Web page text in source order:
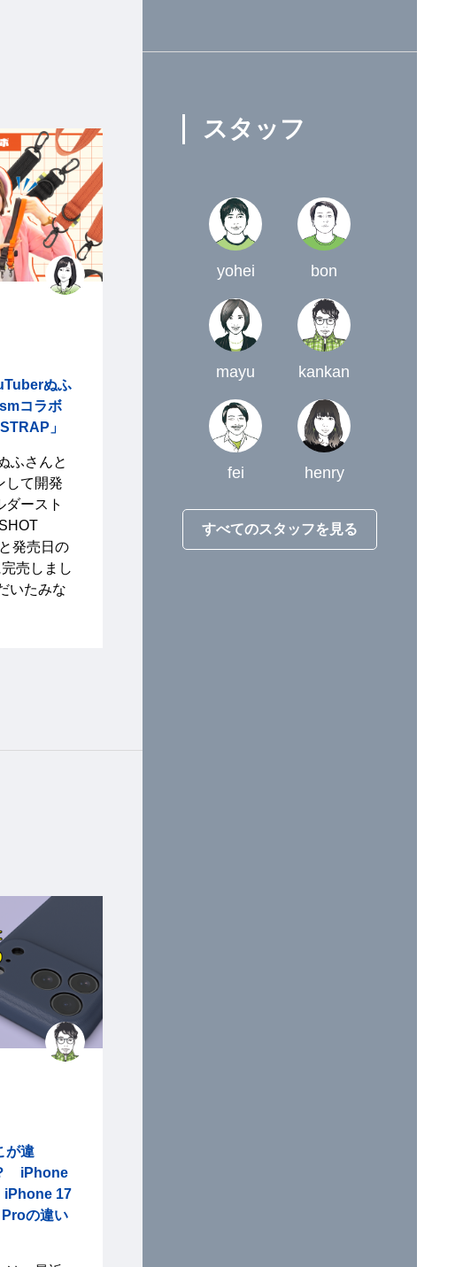
ぬふ
コラボ
」
ふさんと
して開発
ダースト
発売日の
売しまし
いたみな
が違
iPhone
iPhone 17
の違い
スタッフ
yohei bon
mayu kankan
fei henry
すべてのスタッフを見る